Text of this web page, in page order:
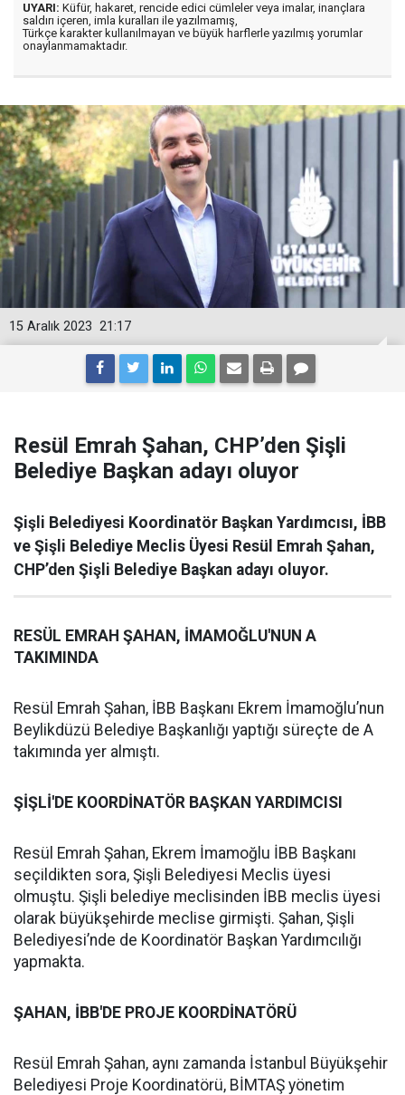
UYARI: Küfür, hakaret, rencide edici cümleler veya imalar, inançlara
saldırı içeren, imla kuralları ile yazılmamış,
Türkçe karakter kullanılmayan ve büyük harflerle yazılmış yorumlar
onaylanmamaktadır.
21:17
15 Aralık 2023
Resül Emrah Şahan, CHP’den Şişli
Belediye Başkan adayı oluyor
Şişli Belediyesi Koordinatör Başkan Yardımcısı, İBB
ve Şişli Belediye Meclis Üyesi Resül Emrah Şahan,
CHP’den Şişli Belediye Başkan adayı oluyor.
RESÜL EMRAH ŞAHAN, İMAMOĞLU'NUN A
TAKIMINDA
Resül Emrah Şahan, İBB Başkanı Ekrem İmamoğlu’nun
Beylikdüzü Belediye Başkanlığı yaptığı süreçte de A
takımında yer almıştı.
ŞİŞLİ'DE KOORDİNATÖR BAŞKAN YARDIMCISI
Resül Emrah Şahan, Ekrem İmamoğlu İBB Başkanı
seçildikten sora, Şişli Belediyesi Meclis üyesi
olmuştu. Şişli belediye meclisinden İBB meclis üyesi
olarak büyükşehirde meclise girmişti. Şahan, Şişli
Belediyesi’nde de Koordinatör Başkan Yardımcılığı
yapmakta.
ŞAHAN, İBB'DE PROJE KOORDİNATÖRÜ
Resül Emrah Şahan, aynı zamanda İstanbul Büyükşehir
Belediyesi Proje Koordinatörü, BİMTAŞ yönetim